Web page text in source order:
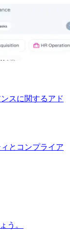
スに関するアド
とコンプライア
う。​​